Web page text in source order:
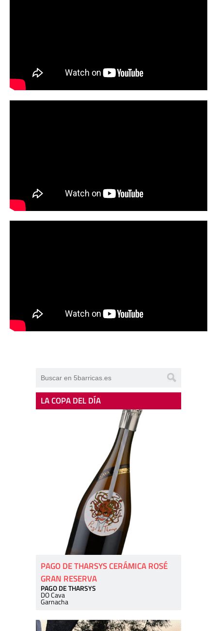
LA COPA DEL DÍA
PAGO DE THARSYS CERÁMICA ROSÉ
GRAN RESERVA
PAGO DE THARSYS
DO Cava
Garnacha